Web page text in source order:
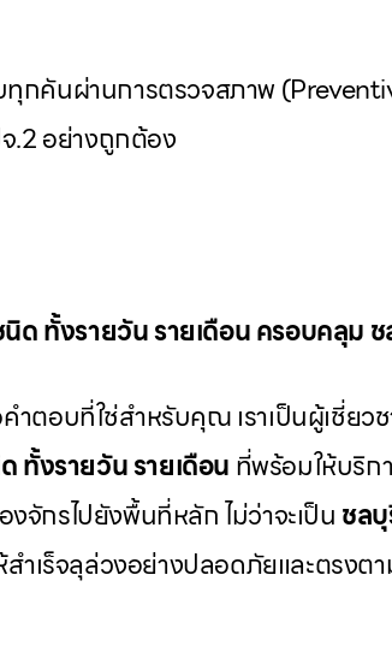
ทุกคันผ่านการตรวจสภาพ
.2 อย่างถูกต้อง
นิด ทั้งรายวัน รายเดือน ครอบคลุม
ำตอบที่ใช่สำหรับคุณ เราเป็นผู้เชี่ยว
ทั้งรายวัน รายเดือน ที่พร้อมให้บริก
จักรไปยังพื้นที่หลัก ไม่ว่าจะเป็น ชล
ำเร็จลุล่วงอย่างปลอดภัยและตรงต